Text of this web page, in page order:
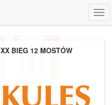
XX BIEG 12 MOSTÓW